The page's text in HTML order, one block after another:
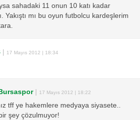
sahadaki 11 onun 10 katı kadar
Yakıştı mı bu oyun futbolcu kardeşlerim
| 17 Mayıs 2012 | 18:34
| 17 Mayıs 2012 | 18:22
tff ye hakemlere medyaya siyasete..
şey çözulmuyor!